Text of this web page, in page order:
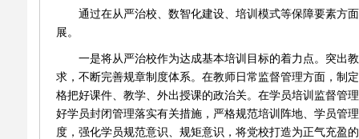
通过在从严治校、数智化建设、培训模式等保障要素方
展。
一是将从严治校作为达成基本培训目标的着力点。突出
求，不断完善规章制度体系。在教师日常监督管理方面，制
格把好课件、教学、外出授课的政治关。在学员培训监督管
好学员封闭管理落实有关措施，严格规范培训阵地、学员管
度，强化学员规范意识、规矩意识，将党校打造为正气充盈